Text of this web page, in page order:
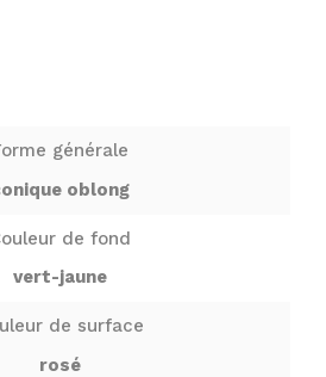
générale
oblong
de fond
vert-jaune
de surface
rosé